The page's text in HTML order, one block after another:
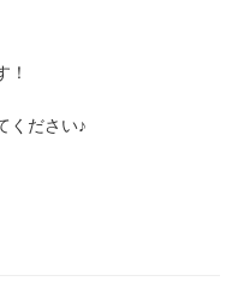
！
ください♪